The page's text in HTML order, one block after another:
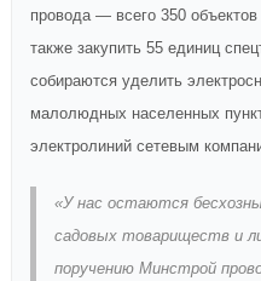
провода — всего 350 объектов
также закупить 55 единиц
собираются уделить
малолюдных населенных
электролиний сетевым
«У нас остаются
садовых товариществ и
поручению Минстрой